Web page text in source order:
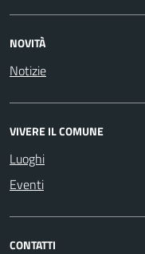
NOVITÀ
Notizie
VIVERE IL COMUNE
Luoghi
Eventi
CONTATTI